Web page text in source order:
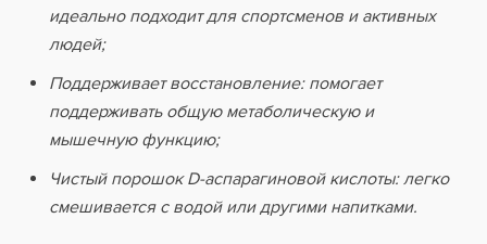
идеально подходит для спортсменов и активных
людей;
Поддерживает восстановление: помогает
поддерживать общую метаболическую и
мышечную функцию;
Чистый порошок D-аспарагиновой кислоты: легко
смешивается с водой или другими напитками.